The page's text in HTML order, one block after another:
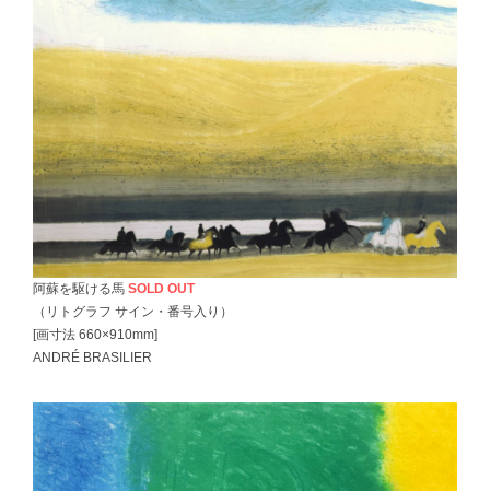
阿蘇を駆ける馬 SOLD OUT
（リトグラフ サイン・番号入り）
[画寸法 660×910mm]
ANDRÉ BRASILIER